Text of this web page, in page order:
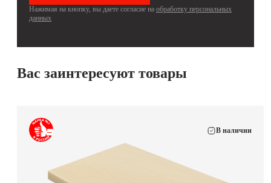
Нажимая на кнопку, вы даете согласие на обработку персональных
данных
Вас заинтересуют товары
В наличии